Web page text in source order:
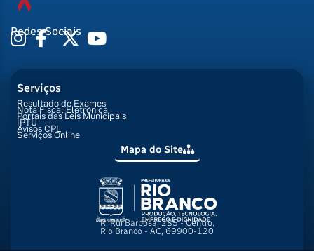
Redes Sociais
Serviços
Resultado de Exames
Nota Fiscal Eletrônica
Portais das Leis Municipais
IPTU
Avisos CPL
Serviços Online
Mapa do Site
R. Rui Barbosa, 285 - Centro,
Rio Branco - AC, 69900-120